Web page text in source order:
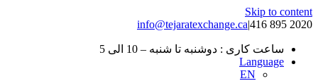
Skip to content
2020 895 416
|
info@tejaratexchange.ca
ساعت کاری : دوشنبه تا شنبه – 10 الی 5
Language
EN